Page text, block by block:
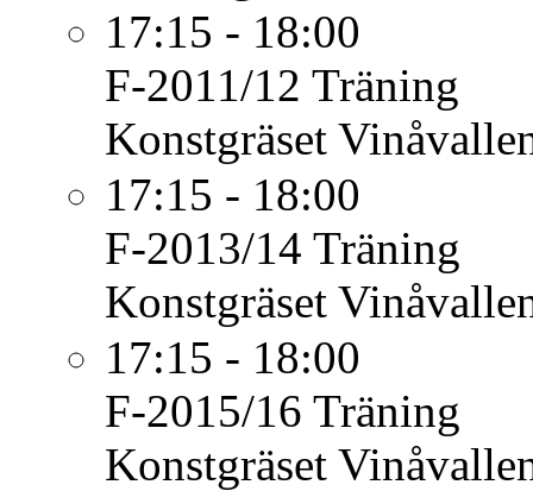
17:15 - 18:00
F-2011/12 Träning
Konstgräset
17:15 - 18:00
F-2013/14 Träning
Konstgräset
17:15 - 18:00
F-2015/16 Träning
Konstgräset